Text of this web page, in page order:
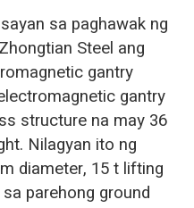
sa paghawak ng
Steel ang
gantry
gantry
structure na may 36
Nilagyan ito ng
diameter, 15 t lifting
parehong ground